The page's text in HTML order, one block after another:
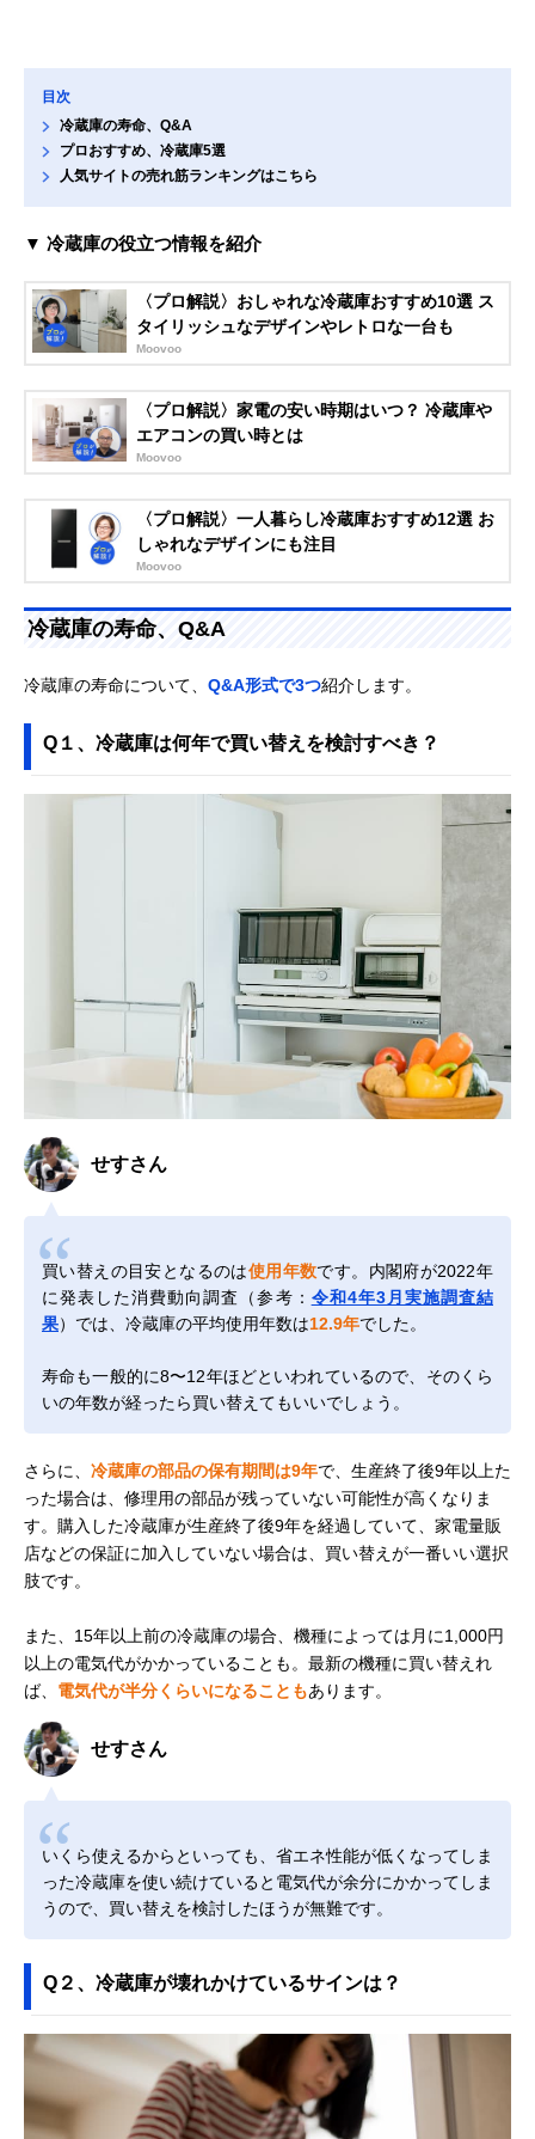
目次
冷蔵庫の寿命、Q&A
プロおすすめ、冷蔵庫5選
人気サイトの売れ筋ランキングはこちら
▼ 冷蔵庫の役立つ情報を紹介
〈プロ解説〉おしゃれな冷蔵庫おすすめ10選 ス
タイリッシュなデザインやレトロな一台も
Moovoo
〈プロ解説〉家電の安い時期はいつ？ 冷蔵庫や
エアコンの買い時とは
Moovoo
〈プロ解説〉一人暮らし冷蔵庫おすすめ12選 お
しゃれなデザインにも注目
Moovoo
冷蔵庫の寿命、Q&A
冷蔵庫の寿命について、 Q&A形式で3つ紹介します。
Q１、冷蔵庫は何年で買い替えを検討すべき？
せすさん
買い替えの目安となるのは使用年数です。内閣府が2022年
に発表した消費動向調査（参考： 令和4年3月実施調査結
果）では、冷蔵庫の平均使用年数は12.9年でした。
寿命も一般的に8〜12年ほどといわれているので、そのくら
いの年数が経ったら買い替えてもいいでしょう。
さらに、 冷蔵庫の部品の保有期間は9年で、生産終了後9年以上た
った場合は、修理用の部品が残っていない可能性が高くなりま
す。購入した冷蔵庫が生産終了後9年を経過していて、家電量販
店などの保証に加入していない場合は、買い替えが一番いい選択
肢です。
また、15年以上前の冷蔵庫の場合、機種によっては月に1,000円
以上の電気代がかかっていることも。最新の機種に買い替えれ
ば、 電気代が半分くらいになることもあります。
せすさん
いくら使えるからといっても、省エネ性能が低くなってしま
った冷蔵庫を使い続けていると電気代が余分にかかってしま
うので、買い替えを検討したほうが無難です。
Q２、冷蔵庫が壊れかけているサインは？